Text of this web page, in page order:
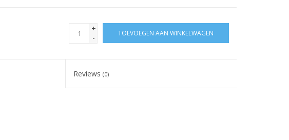
+
-
TOEVOEGEN AAN WINKELWAGEN
Reviews(0)